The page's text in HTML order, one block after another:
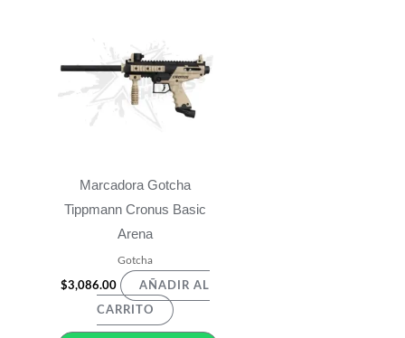
Marcadora Gotcha
Tippmann Cronus Basic
Arena
Gotcha
$3,086.00 AÑADIR AL
CARRITO